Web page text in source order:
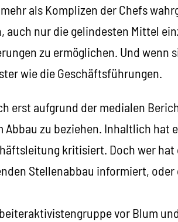
als Komplizen der Chefs
auch nur die gelindesten Mittel
zu ermöglichen. Und wenn
wie die Geschäftsführungen.
erst aufgrund der medialen
Abbau zu beziehen. Inhaltlich hat
kritisiert. Doch wer
Stellenabbau informiert,
vor Blum